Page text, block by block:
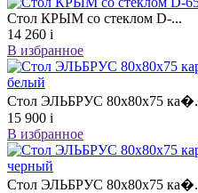
Стол КРЫМ со стеклом D-...
14 260 i
В избранное
Стол ЭЛЬБРУС 80х80х75
15 900 i
В избранное
Стол ЭЛЬБРУС 80х80х75